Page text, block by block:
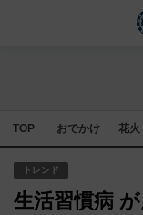
TOP おでかけ 花火
トレンド
生活習慣病